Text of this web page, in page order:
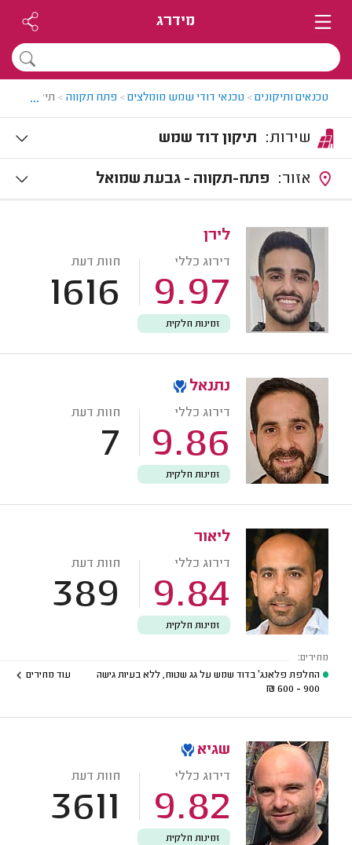
מידרג
טכנאים ותיקונים> טכנאי דודי שמש מומלצים> פתח תקווה > תיקון
...
תיקון דוד שמש
פתח-תקווה - גבעת שמואל
לירן
דירוג כללי
9.97
חוות דעת
1616
זמינות חלקית
נתנאל
דירוג כללי
9.86
חוות דעת
7
זמינות חלקית
ליאור
דירוג כללי
9.84
חוות דעת
389
זמינות חלקית
מחירים:
החלפת פלאנג' בדוד שמש על גג שטוח, ללא בעיות גישה
900 - 600
₪
עוד מחירים
שגיא
דירוג כללי
9.82
חוות דעת
3611
זמינות חלקית